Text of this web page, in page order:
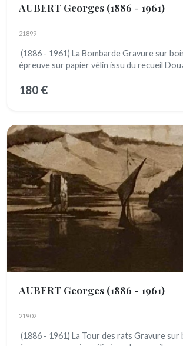
AUBERT Georges (1886 - 1961)
21899
(1886 - 1961) La Bombarde Gravure sur
épreuve sur papier vélin issu du recueil
180 €
AUBERT Georges (1886 - 1961)
21902
(1886 - 1961) La Tour des rats Gravure sur